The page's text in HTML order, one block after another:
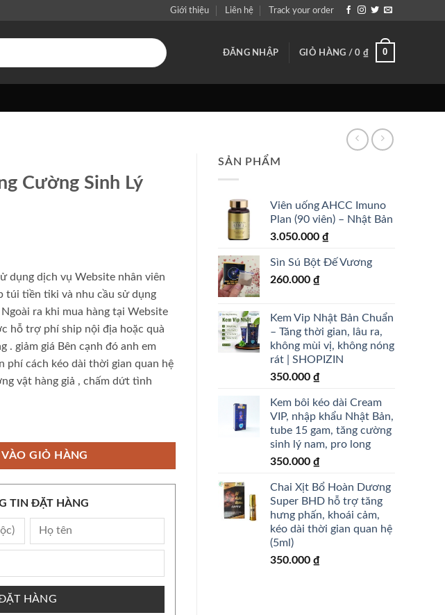
Giới thiệu Liên hệ Track your order
ĐĂNG NHẬP GIỎ HÀNG /0 ₫ 0
SẢN PHẨM
Viên uống AHCC Imuno
Plan (90 viên) – Nhật Bản
3.050.000 ₫
Sìn Sú Bột Đế Vương
260.000 ₫
Kem Vip Nhật Bản Chuẩn
– Tăng thời gian, lâu ra,
không mùi vị, không nóng
rát | SHOPIZIN
350.000 ₫
Kem bôi kéo dài Cream
VIP, nhập khẩu Nhật Bản,
tube 15 gam, tăng cường
sinh lý nam, pro long
350.000 ₫
Chai Xịt Bổ Hoàn Dương
Super BHD hỗ trợ tăng
hưng phấn, khoái cảm,
kéo dài thời gian quan hệ
(5ml)
350.000 ₫
Cường Sinh Lý
dụng dịch vụ Website nhân viên
túi tiền tiki và nhu cầu sử dụng
Ngoài ra khi mua hàng tại Website
hỗ trợ phí ship nội địa hoặc quà
. giảm giá Bên cạnh đó anh em
phí cách kéo dài thời gian quan hệ
vật hàng giả , chấm dứt tình
Erect Zan số lượng
GIỎ HÀNG
TIN ĐẶT HÀNG
HÀNG